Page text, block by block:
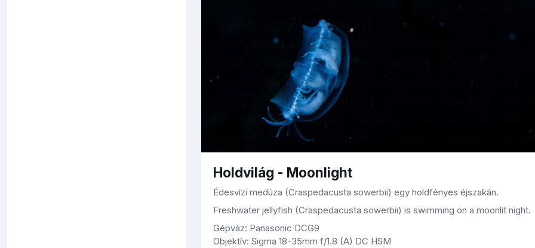
Holdvilág - Moonlight
Édesvízi medúza (Craspedacusta sowerbii) egy holdfényes éjszakán.
Freshwater jellyfish (Craspedacusta sowerbii) is swimming on a moonlit night.
Gépváz: Panasonic DCG9
Objektív: Sigma 18-35mm f/1.8 (A) DC HSM